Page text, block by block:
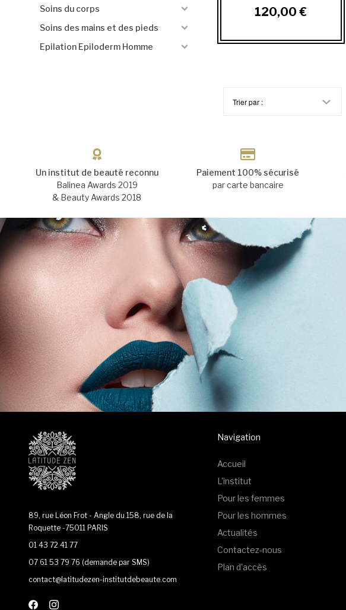
120,00 €
Soins du corps
Soins des mains et des pieds
Epilation Epiloderm Homme
Un institut de beauté reconnu
Balinea Awards 2019
& Beauty Awards 2018
Paiement 100% sécurisé
par carte bancaire
89, rue Léon Frot - Angle du 158, rue de la
Roquette -75011 PARIS
01 43 72 41 77
07 61 53 79 76 (demande par SMS)
contact@latitudezen-institutdebeaute.com
Navigation
Accueil
L'institut
Pour les femmes
Pour les hommes
Actualités
Contactez-nous
Plan d'accès